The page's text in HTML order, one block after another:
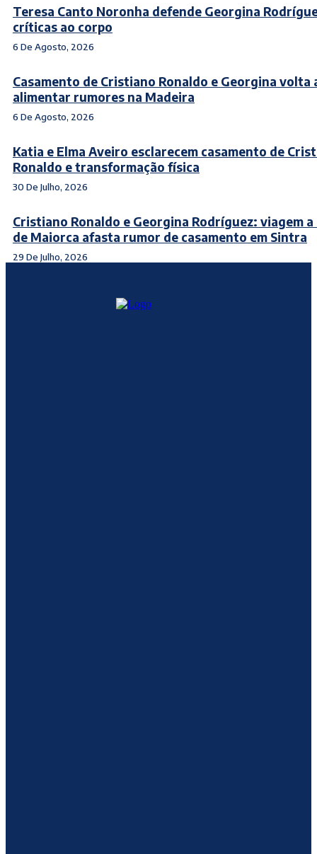
Teresa Canto Noronha defende Georgina
críticas ao corpo
6 De Agosto, 2026
Casamento de Cristiano Ronaldo e Georgina volta
alimentar rumores na Madeira
6 De Agosto, 2026
Katia e Elma Aveiro esclarecem casamento de
Ronaldo e transformação física
30 De Julho, 2026
Cristiano Ronaldo e Georgina Rodríguez: viagem a
de Maiorca afasta rumor de casamento em Sintra
29 De Julho, 2026